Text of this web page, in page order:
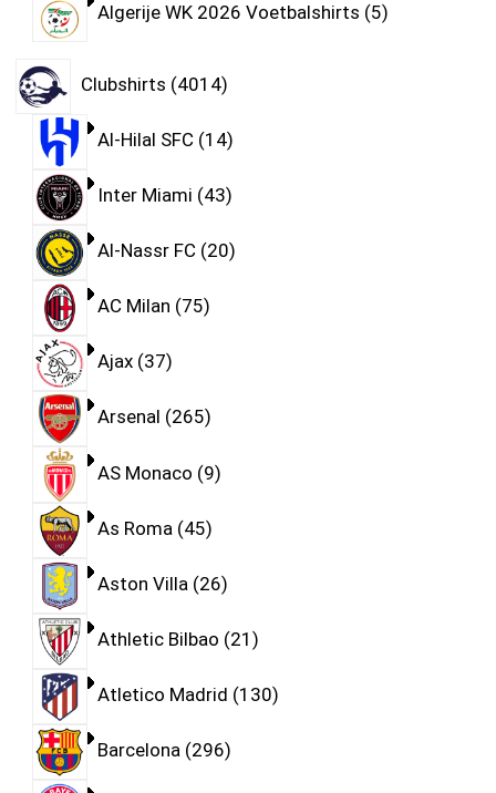
Algerije WK 2026 Voetbalshirts 5
Clubshirts 4014
Al-Hilal SFC 14
Inter Miami 43
Al-Nassr FC 20
AC Milan 75
Ajax 37
Arsenal 265
AS Monaco 9
As Roma 45
Aston Villa 26
Athletic Bilbao 21
Atletico Madrid 130
Barcelona 296